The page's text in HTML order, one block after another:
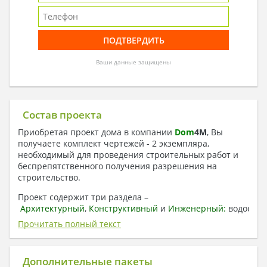
Ваши данные защищены
Состав проекта
Приобретая проект дома в компании Dom4M, Вы
получаете комплект чертежей - 2 экземпляра,
необходимый для проведения строительных работ и
беспрепятственного получения разрешения на
строительство.
Проект содержит три раздела –
Архитектурный, Конструктивный и Инженерный:
отопление, вентиляция, канализация,
электроснабжение (приобретается за дополнительную
плату) + Пояснительная записка.
1. Архитектурный раздел:
Прочитать полный текст
Дополнительные пакеты